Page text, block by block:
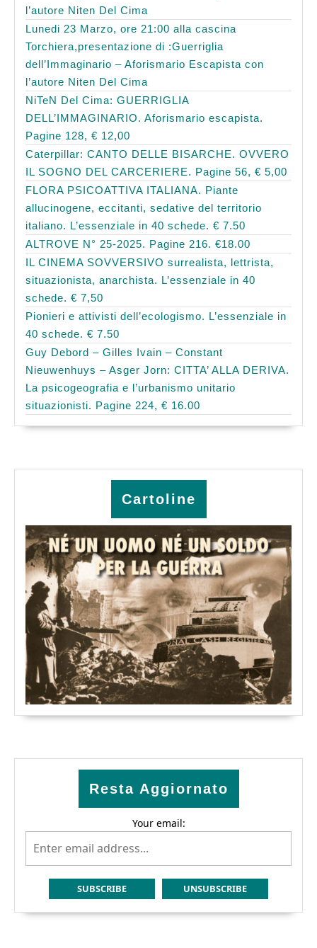
l’autore Niten Del Cima
Lunedi 23 Marzo, ore 21:00 alla cascina
Torchiera,presentazione di :Guerriglia
dell’Immaginario – Aforismario Escapista con
l’autore Niten Del Cima
NiTeN Del Cima: GUERRIGLIA
DELL’IMMAGINARIO. Aforismario escapista.
Pagine 128, € 12,00
Caterpillar: CANTO DELLE BISARCHE. OVVERO
IL SOGNO DEL CARCERIERE. Pagine 56, € 5,00
FLORA PSICOATTIVA ITALIANA. Piante
allucinogene, eccitanti, sedative del territorio
italiano. L’essenziale in 40 schede. € 7.50
ALTROVE N° 25-2025. Pagine 216. €18.00
IL CINEMA SOVVERSIVO surrealista, lettrista,
situazionista, anarchista. L’essenziale in 40
schede. € 7,50
Pionieri e attivisti dell’ecologismo. L’essenziale in
40 schede. € 7.50
Guy Debord – Gilles Ivain – Constant
Nieuwenhuys – Asger Jorn: CITTA’ ALLA DERIVA.
La psicogeografia e l’urbanismo unitario
situazionisti. Pagine 224, € 16.00
Cartoline
Resta Aggiornato
Your email: